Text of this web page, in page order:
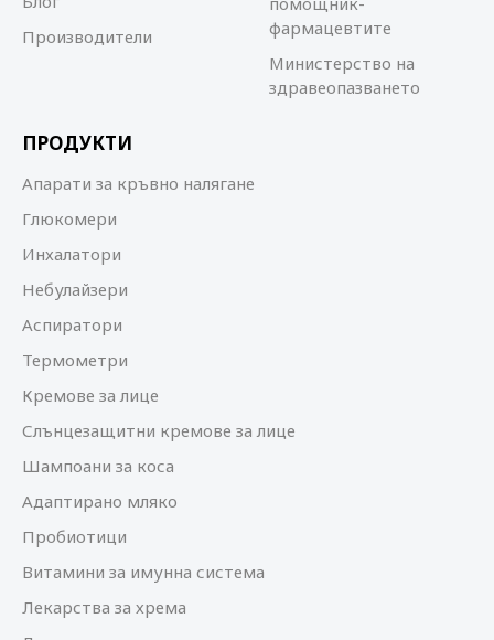
Производители
фармацевтите
Министерство на
здравеопазването
ПРОДУКТИ
Апарати за кръвно налягане
Глюкомери
Инхалатори
Небулайзери
Аспиратори
Термометри
Кремове за лице
Слънцезащитни кремове за лице
Шампоани за коса
Адаптирано мляко
Пробиотици
Витамини за имунна система
Лекарства за хрема